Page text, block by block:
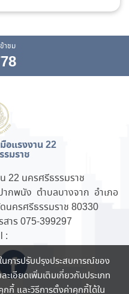
าชม
แรงงาน 22
รมราช
22 นครศรีธรรมราช
กพนัง ตำบลบางจาก อำเภอ
นครศรีธรรมราช 80330
สาร 075-399297
:
นการปรับปรุงประสบการณ์ของ
เอียดเพิ่มเติมเกี่ยวกับประเภท
กกี้ และวิธีการตั้งค่าคุกกี้ได้ใน